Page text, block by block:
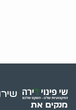
מנקים את